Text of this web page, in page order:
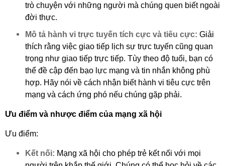
trò chuyện với những người mà chúng quen biết ngoài
đời thực.
Mô tả hành vi trực tuyến tích cực và tiêu cực: Giải
thích rằng việc giao tiếp lịch sự trực tuyến cũng quan
trọng như giao tiếp trực tiếp. Tùy theo độ tuổi, bạn có
thể đề cập đến bạo lực mạng và tin nhắn không phù
hợp. Hãy nói về cách nhận biết hành vi tiêu cực trên
mạng và cách ứng phó nếu chúng gặp phải.
Ưu điểm và nhược điểm của mạng xã hội
Ưu điểm:
Kết nối: Mạng xã hội cho phép trẻ kết nối với mọi